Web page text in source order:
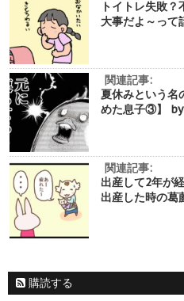
トイトレ失敗
大事だよ～って
関連記事:
夏休みという名
めた息子③】 by
関連記事:
出産して2年が
出産した時の
購読する